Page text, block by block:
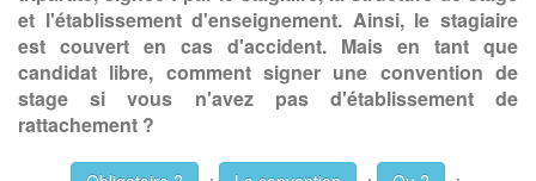
et l'établissement d'enseignement. Ainsi, le stagiaire
est couvert en cas d'accident. Mais en tant que
candidat libre, comment signer une convention de
stage si vous n'avez pas d'établissement de
rattachement ?